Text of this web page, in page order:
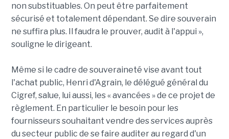
non substituables. On peut être parfaitement
sécurisé et totalement dépendant. Se dire souverain
ne suffira plus. Il faudra le prouver, audit à l'appui »,
souligne le dirigeant.
Même si le cadre de souveraineté vise avant tout
l'achat public, Henri d'Agrain, le délégué général du
Cigref, salue, lui aussi, les « avancées » de ce projet de
règlement. En particulier le besoin pour les
fournisseurs souhaitant vendre des services auprès
du secteur public de se faire auditer au regard d'un